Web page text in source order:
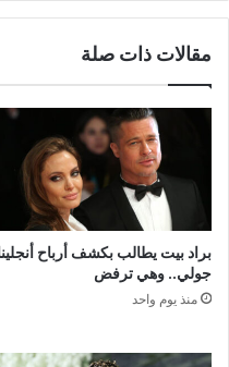
مقالات ذات صلة
براد بيت يطالب بكشف أرباح
جولي.. وهي ترفض
منذ يوم واحد